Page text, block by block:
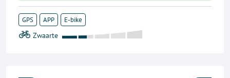
GPS APP E-bike